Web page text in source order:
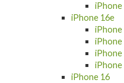
iPhone
iPhone 16e
iPhone
iPhone
iPhone
iPhone
iPhone 16